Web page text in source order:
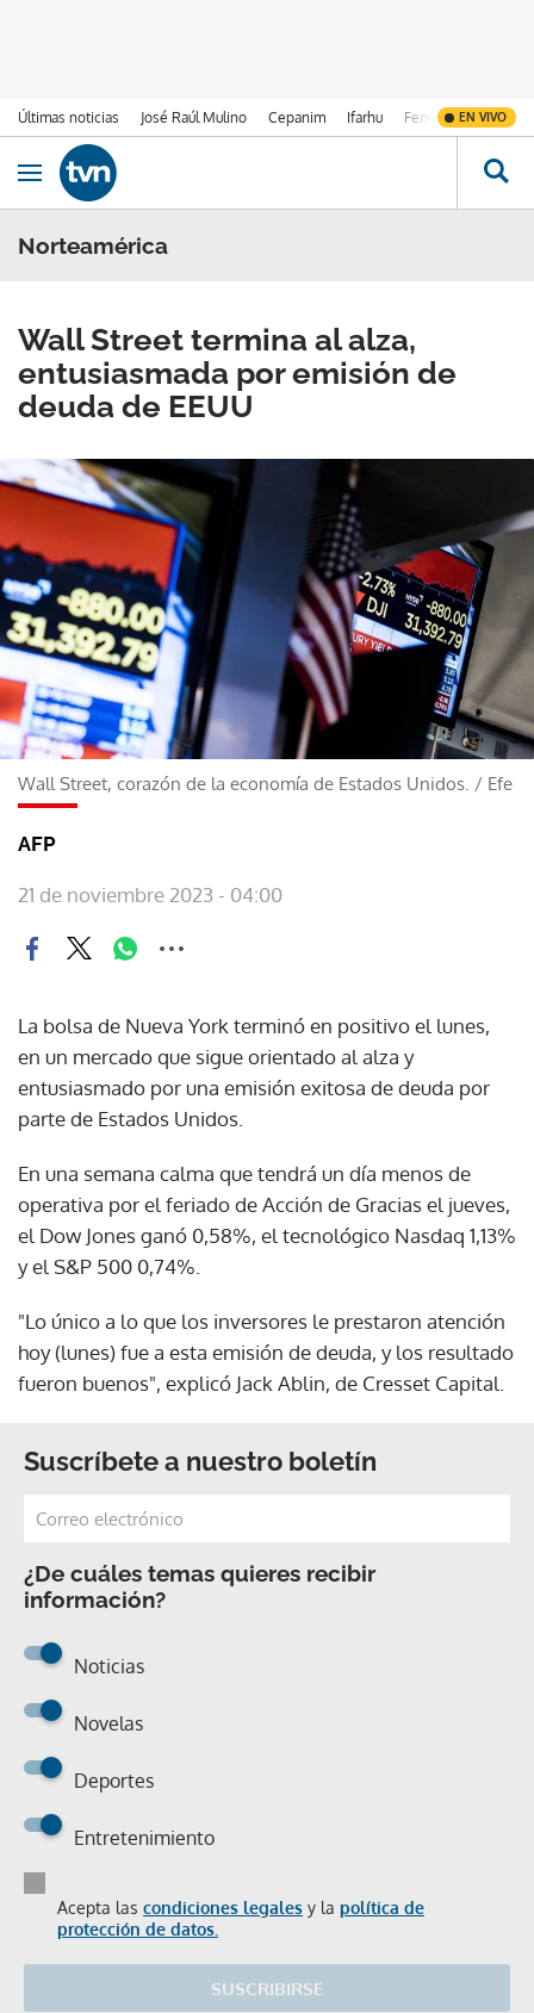
Últimas noticias José Raúl Mulino Cepanim Ifarhu Fenómeno de El
EN VIVO
Ir al contenido
Obrir navegació
Norteamérica
Wall Street termina al alza,
entusiasmada por emisión de
deuda de EEUU
Wall Street, corazón de la economía de Estados Unidos. / Efe
AFP
21 de noviembre 2023 - 04:00
La bolsa de Nueva York terminó en positivo el lunes,
en un mercado que sigue orientado al alza y
entusiasmado por una emisión exitosa de deuda por
parte de Estados Unidos.
En una semana calma que tendrá un día menos de
operativa por el feriado de Acción de Gracias el jueves,
el Dow Jones ganó 0,58%, el tecnológico Nasdaq 1,13%
y el S&P 500 0,74%.
"Lo único a lo que los inversores le prestaron atención
hoy (lunes) fue a esta emisión de deuda, y los resultado
fueron buenos", explicó Jack Ablin, de Cresset Capital.
Suscríbete a nuestro boletín
¿De cuáles temas quieres recibir
información?
Noticias
Novelas
Deportes
Entretenimiento
Acepta las condiciones legales y la política de
protección de datos.
SUSCRIBIRSE